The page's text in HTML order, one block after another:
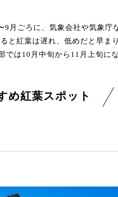
月ごろに、気象会社や気象庁
と紅葉は遅れ、低めだと早ま
は10月中旬から11月上旬に
め紅葉スポット